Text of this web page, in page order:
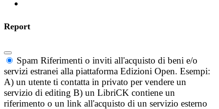
Report
Spam Riferimenti o inviti all'acquisto di beni e/o
servizi estranei alla piattaforma Edizioni Open. Esempi:
A) un utente ti contatta in privato per vendere un
servizio di editing B) un LibriCK contiene un
riferimento o un link all'acquisto di un servizio esterno